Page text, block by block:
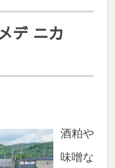
デ ニカ
酒粕や
味噌な